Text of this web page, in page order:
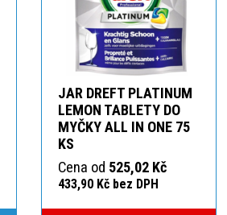
JAR DREFT PLATINUM
LEMON TABLETY DO
MYČKY ALL IN ONE 75
KS
Cena od 525,02 Kč
433,90 Kč bez DPH